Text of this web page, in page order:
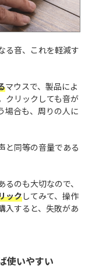
る音、これを軽減す
マウスで、製品によ
クリックしても音が
場合も、周りの人に
と同等の音量である
のも大切なので、
ックしてみて、操作
入すると、失敗があ
使いやすい